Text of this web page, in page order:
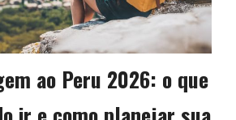
ao Peru 2026: o que